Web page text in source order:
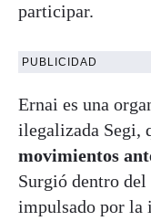
participar.
PUBLICIDAD
Ernai es una
ilegalizada Segi,
movimientos
Surgió dentro
impulsado por la